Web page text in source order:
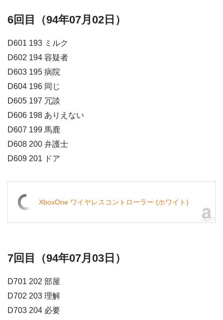
6回目（94年07月02日）
D601 193 ミルク
D602 194 容疑者
D603 195 病院
D604 196 同じ
D605 197 冗談
D606 198 ありえない
D607 199 馬鹿
D608 200 弁護士
D609 201 ドア
XboxOne ワイヤレスコントローラー (ホワイト)
7回目（94年07月03日）
D701 202 部屋
D702 203 理解
D703 204 必要